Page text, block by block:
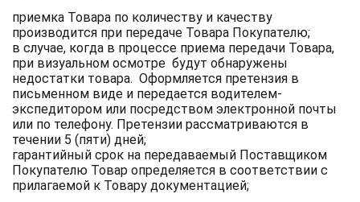
приемка Товара по количеству и качеству
производится при передаче Товара Покупателю;
в случае, когда в процессе приема передачи Товара,
при визуальном осмотре будут обнаружены
недостатки товара. Оформляется претензия в
письменном виде и передается водителем-
экспедитором или посредством электронной почты
или по телефону. Претензии рассматриваются в
течении 5 (пяти) дней;
гарантийный срок на передаваемый Поставщиком
Покупателю Товар определяется в соответствии с
прилагаемой к Товару документацией;